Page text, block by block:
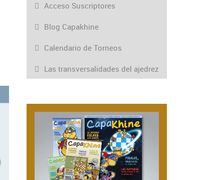
Acceso Suscriptores
Blog Capakhine
Calendario de Torneos
Las transversalidades del ajedrez